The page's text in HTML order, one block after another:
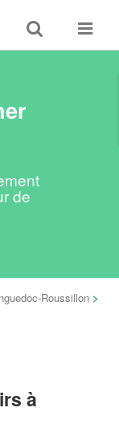
Toggle
search
Toggle
de
Roussillon >
à